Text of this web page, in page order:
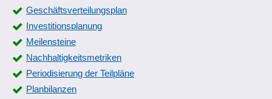
Geschäftsverteilungsplan
Investitionsplanung
Meilensteine
Nachhaltigkeitsmetriken
Periodisierung der Teilpläne
Planbilanzen